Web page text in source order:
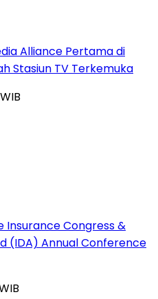
Alliance Pertama di
Stasiun TV Terkemuka
Insurance Congress &
(IDA) Annual Conference